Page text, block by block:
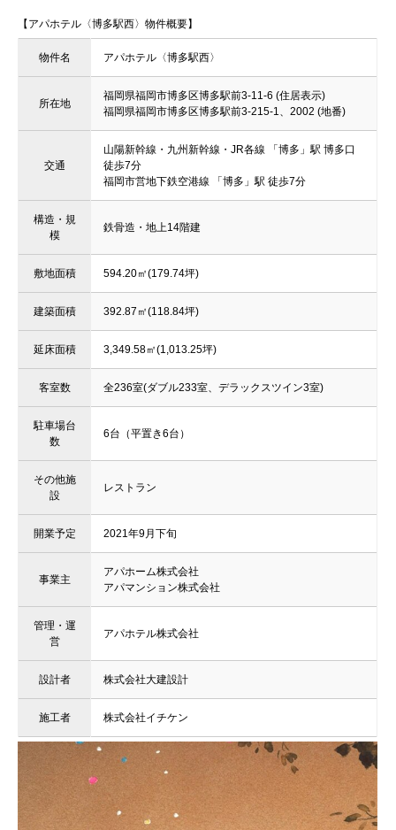
【アパホテル〈博多駅西〉物件概要】
物件名 アパホテル〈博多駅西〉
所在地
福岡県福岡市博多区博多駅前3-11-6 (住居表示)
福岡県福岡市博多区博多駅前3-215-1、2002 (地番)
交通
山陽新幹線・九州新幹線・JR各線 「博多」駅 博多口
徒歩7分
福岡市営地下鉄空港線 「博多」駅 徒歩7分
構造・規
模
鉄骨造・地上14階建
敷地面積 594.20㎡(179.74坪)
建築面積 392.87㎡(118.84坪)
延床面積 3,349.58㎡(1,013.25坪)
客室数 全236室(ダブル233室、デラックスツイン3室)
駐車場台
数
6台（平置き6台）
その他施
設
レストラン
開業予定 2021年9月下旬
事業主
アパホーム株式会社
アパマンション株式会社
管理・運
営
アパホテル株式会社
設計者 株式会社大建設計
施工者 株式会社イチケン